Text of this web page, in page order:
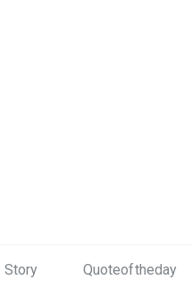
Story Quoteoftheday